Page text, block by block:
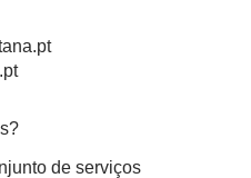
de serviços